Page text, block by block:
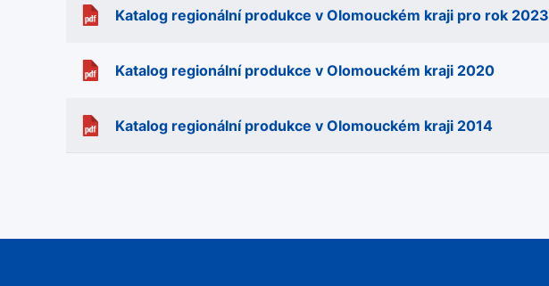
Katalog regionální produkce v Olomouckém kraji pro rok 2023
Katalog regionální produkce v Olomouckém kraji 2020
Katalog regionální produkce v Olomouckém kraji 2014